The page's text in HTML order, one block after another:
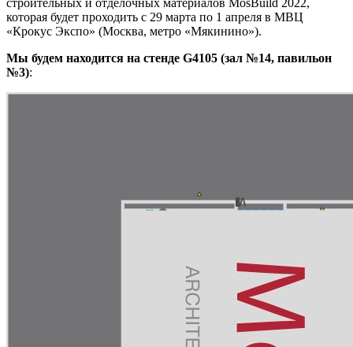
которая будет проходить с 29 марта по 1 апреля в МВЦ
«Крокус Экспо» (Москва, метро «Мякинино»).
Мы будем находится на стенде G4105 (зал №14, павильон
№3):